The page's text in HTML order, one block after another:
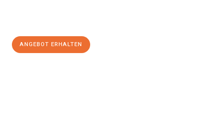
ANGEBOT ERHALTEN